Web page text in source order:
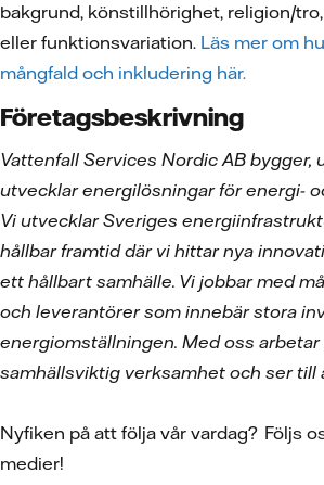
bakgrund, könstillhörighet, religion/
eller funktionsvariation. Läs mer om
mångfald och inkludering här.
Företagsbeskrivning
Vattenfall Services Nordic AB bygger,
utvecklar energilösningar för energi-
Vi utvecklar Sveriges
hållbar framtid där vi hittar nya
ett hållbart samhälle. Vi jobbar med
och leverantörer som innebär stora
energiomställningen. Med oss arbetar
samhällsviktig verksamhet och ser till
Nyfiken på att följa vår vardag? Följs
medier!